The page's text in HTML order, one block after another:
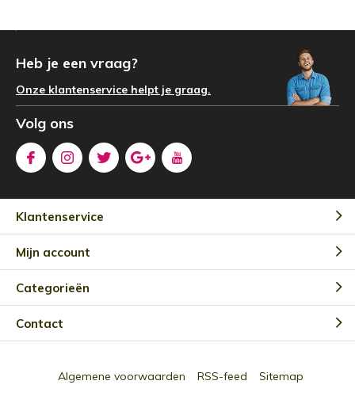
Heb je een vraag?
Onze klantenservice helpt je graag.
Volg ons
Klantenservice
Mijn account
Categorieën
Contact
Algemene voorwaarden RSS-feed Sitemap